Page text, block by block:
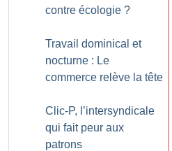
contre écologie ?
Travail dominical et
nocturne : Le
commerce relève la tête
Clic-P, l’intersyndicale
qui fait peur aux
patrons